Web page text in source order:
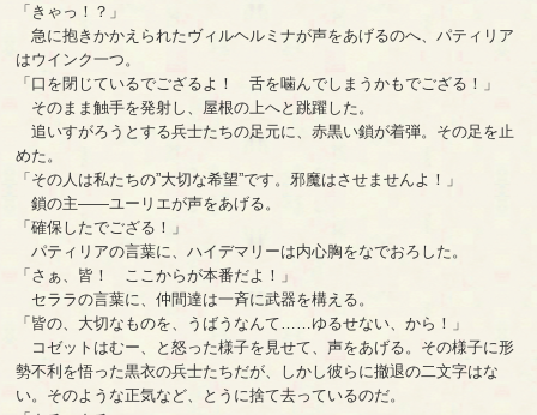
「きゃっ！？」
急に抱きかかえられたヴィルヘルミナが声をあげるのへ、パティリア
はウインク一つ。
「口を閉じているでござるよ！ 舌を噛んでしまうかもでござる！」
そのまま触手を発射し、屋根の上へと跳躍した。
追いすがろうとする兵士たちの足元に、赤黒い鎖が着弾。その足を止
めた。
「その人は私たちの”大切な希望”です。邪魔はさせませんよ！」
鎖の主――ユーリエが声をあげる。
「確保したでござる！」
パティリアの言葉に、ハイデマリーは内心胸をなでおろした。
「さぁ、皆！ ここからが本番だよ！」
セララの言葉に、仲間達は一斉に武器を構える。
「皆の、大切なものを、うばうなんて……ゆるせない、から！」
コゼットはむー、と怒った様子を見せて、声をあげる。その様子に形
勢不利を悟った黒衣の兵士たちだが、しかし彼らに撤退の二文字はな
い。そのような正気など、とうに捨て去っているのだ。